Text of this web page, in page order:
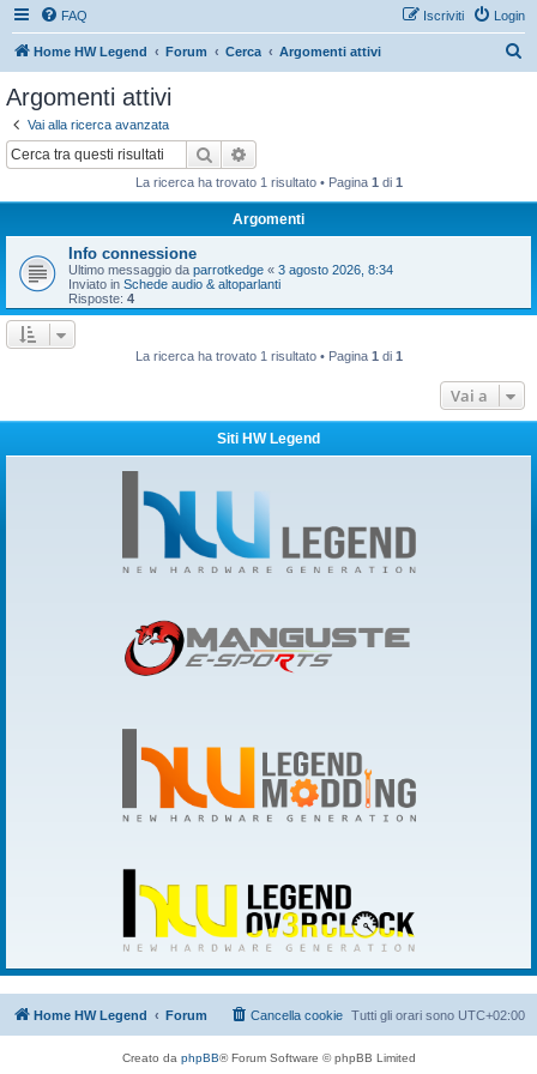
FAQ Login
Iscriviti
Home HW Legend Forum Cerca Argomenti attivi
Argomenti attivi
Vai alla ricerca avanzata
Cerca
La ricerca ha trovato 1 risultato • Pagina 1 di 1
Argomenti
Info connessione
Ultimo messaggio da parrotkedge « 3 agosto 2026, 8:34
Inviato in Schede audio & altoparlanti
Risposte: 4
La ricerca ha trovato 1 risultato • Pagina 1 di 1
Vai a
Siti HW Legend
Home HW Legend Forum Tutti gli orari sono UTC+02:00
Cancella cookie
Creato da phpBB® Forum Software © phpBB Limited